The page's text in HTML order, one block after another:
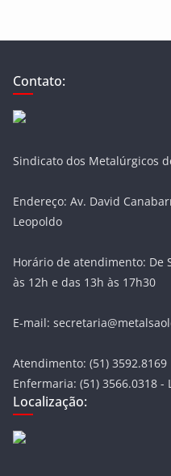
Contato:
Sindicato dos Metalúrgicos
Endereço: Av. David
Leopoldo
Horário de atendimento: De
às 12h e das 13h às 17h30
E-mail:
Atendimento: (51) 3592.8169
Enfermaria: (51) 3566.0318 -
Localização: